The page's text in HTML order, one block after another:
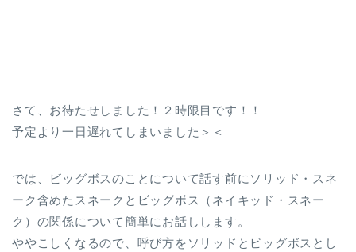
さて、お待たせしました！２時限目です！！
予定より一日遅れてしまいました＞＜
では、ビッグボスのことについて話す前にソリッド・スネ
ーク含めたスネークとビッグボス（ネイキッド・スネー
ク）の関係について簡単にお話しします。
ややこしくなるので、呼び方をソリッドとビッグボスとし